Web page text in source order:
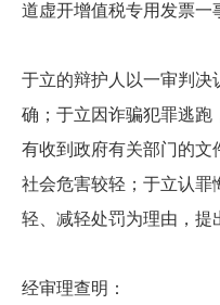
道虚开增值税专用发票一
于立的辩护人以一审判决
确；于立因诈骗犯罪逃跑
有收到政府有关部门的文
社会危害较轻；于立认罪
轻、减轻处罚为理由，提
经审理查明：